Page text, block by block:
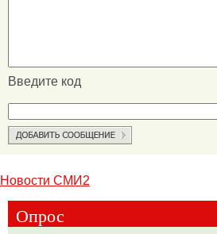
Введите код
Новости СМИ2
Опрос